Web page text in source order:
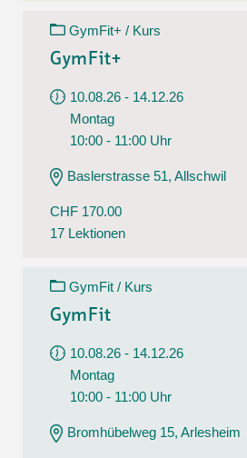
GymFit+ / Kurs
GymFit+
10.08.26 - 14.12.26
Montag
10:00 - 11:00 Uhr
Baslerstrasse 51, Allschwil
CHF 170.00
17 Lektionen
GymFit / Kurs
GymFit
10.08.26 - 14.12.26
Montag
10:00 - 11:00 Uhr
Bromhübelweg 15, Arlesheim